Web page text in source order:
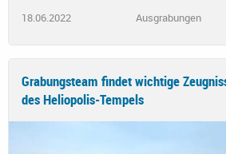
18.06.2022 Ausgrabungen
Grabungsteam findet wichtige
des Heliopolis-Tempels